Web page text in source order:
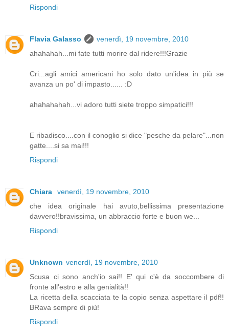
Rispondi
Flavia Galasso
venerdì, 19 novembre, 2010
ahahahah...mi fate tutti morire dal ridere!!!Grazie
Cri...agli amici americani ho solo dato un'idea in più se
avanza un po' di impasto...... :D
ahahahahah...vi adoro tutti siete troppo simpatici!!!
E ribadisco....con il conoglio si dice "pesche da pelare"...non
gatte....si sa mai!!!
Rispondi
Chiara
venerdì, 19 novembre, 2010
che idea originale hai avuto,bellissima presentazione
davvero!!bravissima, un abbraccio forte e buon we...
Rispondi
Unknown venerdì, 19 novembre, 2010
Scusa ci sono anch'io sai!! E' qui c'è da soccombere di
fronte all'estro e alla genialità!!
La ricetta della scacciata te la copio senza aspettare il pdf!!
BRava sempre di più!
Rispondi